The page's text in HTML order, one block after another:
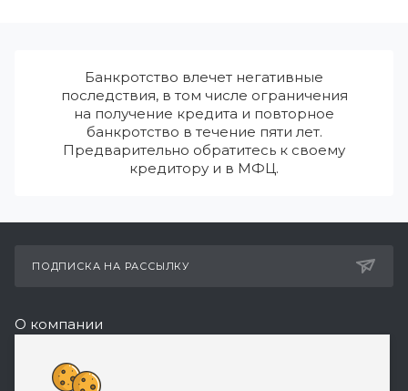
Банкротство влечет негативные
последствия, в том числе ограничения
на получение кредита и повторное
банкротство в течение пяти лет.
Предварительно обратитесь к своему
кредитору и в МФЦ.
ПОДПИСКА НА РАССЫЛКУ
О компании
Реквизиты